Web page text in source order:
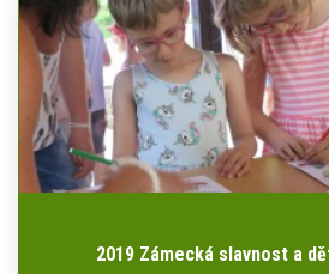
2019 Zámecká slavnost a